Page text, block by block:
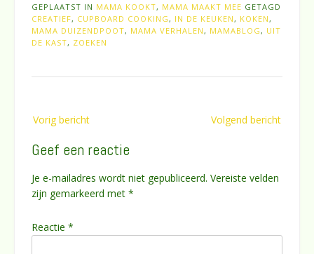
GEPLAATST IN MAMA KOOKT, MAMA MAAKT MEE GETAGD
CREATIEF, CUPBOARD COOKING , IN DE KEUKEN , KOKEN ,
MAMA DUIZENDPOOT, MAMA VERHALEN , MAMABLOG , UIT
DE KAST, ZOEKEN
navigatie
Vorig bericht Volgend bericht
Geef een reactie
Je e-mailadres wordt niet gepubliceerd. Vereiste velden
zijn gemarkeerd met *
Reactie *